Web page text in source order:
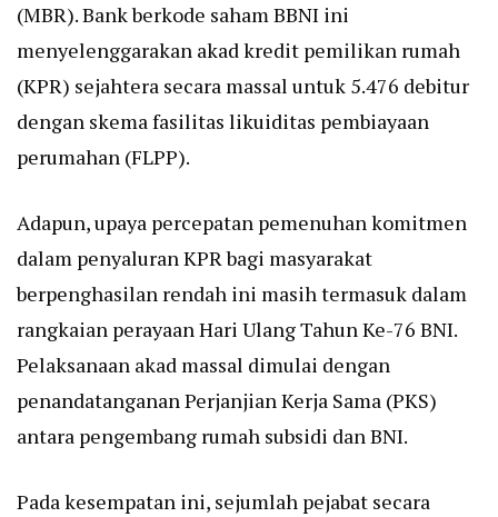
(MBR). Bank berkode saham BBNI ini
menyelenggarakan akad kredit pemilikan rumah
(KPR) sejahtera secara massal untuk 5.476 debitur
dengan skema fasilitas likuiditas pembiayaan
perumahan (FLPP).
Adapun, upaya percepatan pemenuhan komitmen
dalam penyaluran KPR bagi masyarakat
berpenghasilan rendah ini masih termasuk dalam
rangkaian perayaan Hari Ulang Tahun Ke-76 BNI.
Pelaksanaan akad massal dimulai dengan
penandatanganan Perjanjian Kerja Sama (PKS)
antara pengembang rumah subsidi dan BNI.
Pada kesempatan ini, sejumlah pejabat secara